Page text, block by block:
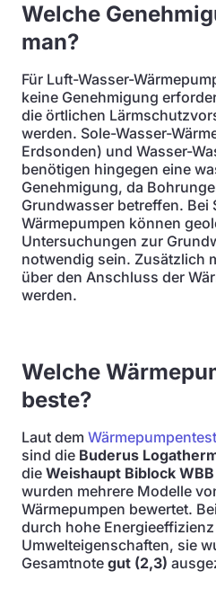
Welche
man?
Für Luft-Wasser-
keine Genehmigung
die örtlichen
werden. Sole-Wasser-
Erdsonden) und Wasser-
benötigen hingegen eine
Genehmigung, da
Grundwasser betreffen. Bei
Wärmepumpen können
Untersuchungen zur
notwendig sein. Zusätzlich
über den Anschluss der
werden.
Welche
beste?
Laut dem
sind die Buderus
die Weishaupt Biblock WBB
wurden mehrere Modelle
Wärmepumpen bewertet.
durch hohe
Umwelteigenschaften, sie
Gesamtnote gut (2,3)